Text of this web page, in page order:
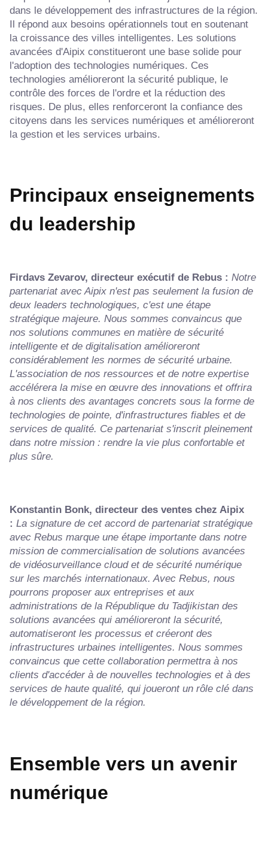
dans le développement des infrastructures de la région.
Il répond aux besoins opérationnels tout en soutenant
la croissance des villes intelligentes. Les solutions
avancées d'Aipix constitueront une base solide pour
l'adoption des technologies numériques. Ces
technologies amélioreront la sécurité publique, le
contrôle des forces de l'ordre et la réduction des
risques. De plus, elles renforceront la confiance des
citoyens dans les services numériques et amélioreront
la gestion et les services urbains.
Principaux enseignements
du leadership
Firdavs Zevarov, directeur exécutif de Rebus : Notre
partenariat avec Aipix n'est pas seulement la fusion de
deux leaders technologiques, c'est une étape
stratégique majeure. Nous sommes convaincus que
nos solutions communes en matière de sécurité
intelligente et de digitalisation amélioreront
considérablement les normes de sécurité urbaine.
L'association de nos ressources et de notre expertise
accélérera la mise en œuvre des innovations et offrira
à nos clients des avantages concrets sous la forme de
technologies de pointe, d'infrastructures fiables et de
services de qualité. Ce partenariat s'inscrit pleinement
dans notre mission : rendre la vie plus confortable et
plus sûre.
Konstantin Bonk, directeur des ventes chez Aipix
: La signature de cet accord de partenariat stratégique
avec Rebus marque une étape importante dans notre
mission de commercialisation de solutions avancées
de vidéosurveillance cloud et de sécurité numérique
sur les marchés internationaux. Avec Rebus, nous
pourrons proposer aux entreprises et aux
administrations de la République du Tadjikistan des
solutions avancées qui amélioreront la sécurité,
automatiseront les processus et créeront des
infrastructures urbaines intelligentes. Nous sommes
convaincus que cette collaboration permettra à nos
clients d'accéder à de nouvelles technologies et à des
services de haute qualité, qui joueront un rôle clé dans
le développement de la région.
Ensemble vers un avenir
numérique